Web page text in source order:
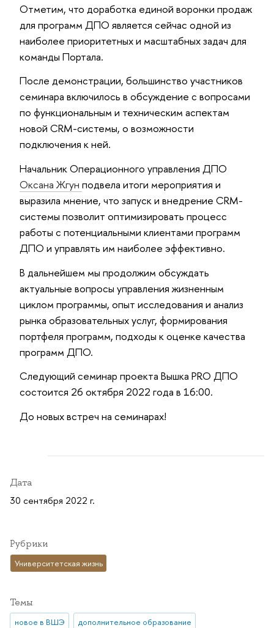
Отметим, что доработка единой воронки продаж
для программ ДПО является сейчас одной из
наиболее приоритетных и масштабных задач для
команды Портала.
После демонстрации, большинство участников
семинара включилось в обсуждение с вопросами
по функциональным и техническим аспектам
новой CRM-системы, о возможности
подключения к ней.
Начальник Операционного управления ДПО
Оксана Жгун подвела итоги мероприятия и
выразила мнение, что запуск и внедрение CRM-
системы позволит оптимизировать процесс
работы с потенциальными клиентами программ
ДПО и управлять им наиболее эффективно.
В дальнейшем мы продолжим обсуждать
актуальные вопросы управления жизненным
циклом программы, опыт исследования и анализ
рынка образовательных услуг, формирования
портфеля программ, подходы к оценке качества
программ ДПО.
Следующий семинар проекта Вышка PRO ДПО
состоится 26 октября 2022 года в 16:00.
До новых встреч на семинарах!
Дата
30 сентября 2022 г.
Рубрики
Университетская жизнь
Темы
новое в ВШЭ дополнительное образование